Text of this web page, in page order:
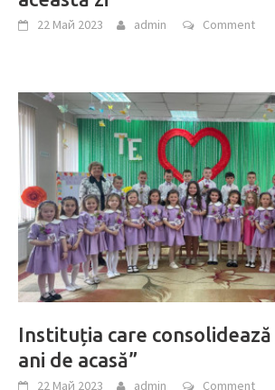
22 Май 2023 admin Comment
Instituția care consolidează
ani de acasă”
22 Май 2023 admin Comment